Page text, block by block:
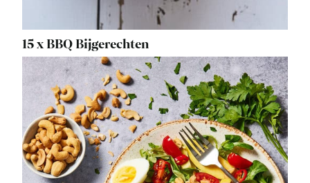
15 x BBQ Bijgerechten